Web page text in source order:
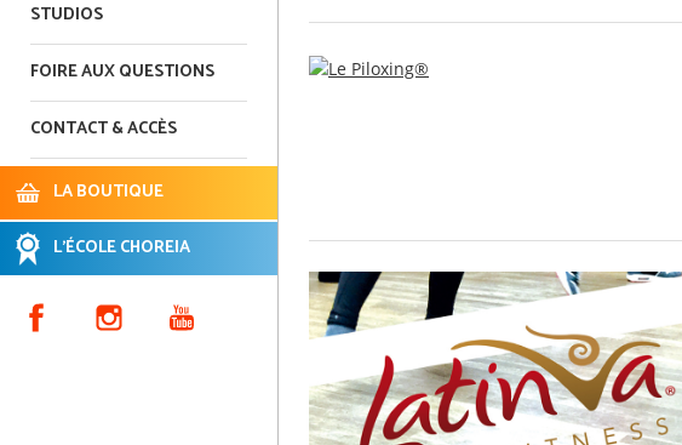
STUDIOS
FOIRE AUX QUESTIONS
CONTACT & ACCÈS
LA BOUTIQUE
L'ÉCOLE CHOREIA